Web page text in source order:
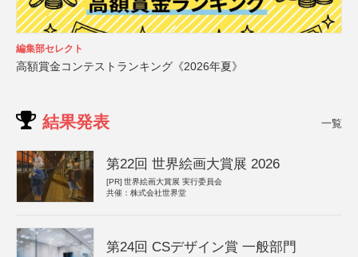
編集部セレクト
高額賞金コンテストランキング《2026年夏》
結果発表 一覧
第22回 世界絵画大賞展 2026
[PR] 世界絵画大賞展 実行委員会
共催：株式会社世界堂
第24回 CSデザイン賞 一般部門